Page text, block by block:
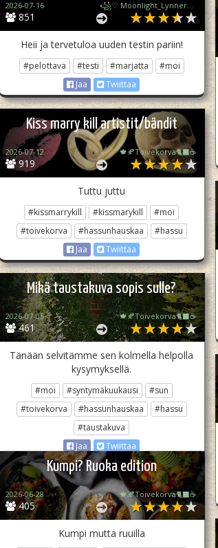
851
2026-07-16 ꧁♡ Moonlight_Lynner_Lover ♡꧂
Heii ja tervetuloa uuden testin pariin!
#pelottava #testi #marjatta
#moi
Jaa
Twiittaa
Kiss marry kill artistit/bändit
919
2026-07-12 🍁🍂Toivekorva🐈‍⬛☕
Tuttu juttu
#kissmarrykill #kissmarykill
#moi
#toivekorva
#hassunhauskaa
#hassu
Jaa
Twiittaa
Mikä taustakuva sopis sulle?
461
2026-07-05 🍁🍂Toivekorva🐈‍⬛☕
Tänään selvitämme sen kolmella helpolla
kysymyksellä.
#moi #syntymäkuukausi
#sun
#toivekorva
#hassunhauskaa
#hassu
#taustakuva
Jaa
Twiittaa
Kumpi? Ruoka edition
405
2026-06-28 🍁🍂Toivekorva🐈‍⬛☕
Kumpi mutta ruuilla